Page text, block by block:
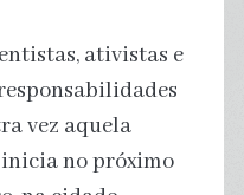
ativistas e
vez aquela
inicia no próximo